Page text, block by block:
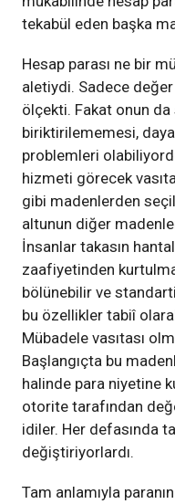
tekabül eden başka
Hesap parası ne bir
aletiydi. Sadece
ölçekti. Fakat onun
biriktirilememesi,
problemleri
hizmeti görecek
gibi madenlerden
altunun diğer
İnsanlar takasın
zaafiyetinden
bölünebilir ve
bu özellikler tabiî
Mübadele vasıtası
Başlangıçta bu
halinde para niyetine
otorite tarafından
idiler. Her defasında
değiştiriyorlardı.
Tam anlamıyla